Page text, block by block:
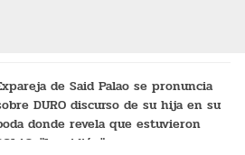
de Said Palao se pronuncia
DURO discurso de su hija en su
donde revela que estuvieron
"Le pidió..."